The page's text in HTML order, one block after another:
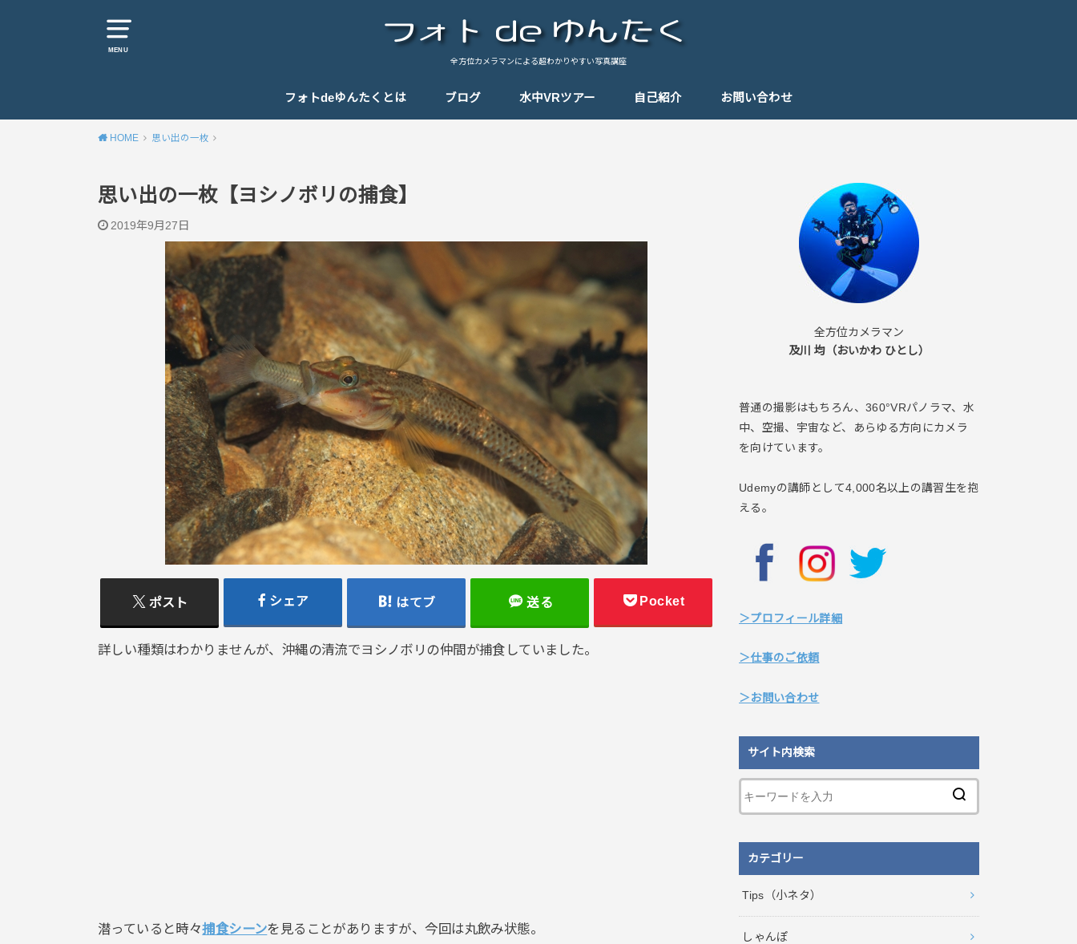
MENU
全方位カメラマンによる超わかりやすい写真講座
フォトdeゆんたくとは ブログ 水中VRツアー 自己紹介 お問い合わせ
HOME 思い出の一枚
思い出の一枚【ヨシノボリの捕食】
2019年9月27日
ポスト シェア はてブ 送る Pocket
詳しい種類はわかりませんが、沖縄の清流でヨシノボリの仲間が捕食していました。
潜っていると時々捕食シーンを見ることがありますが、今回は丸飲み状態。
全方位カメラマン
及川 均（おいかわ ひとし）
普通の撮影はもちろん、360°VRパノラマ、水
中、空撮、宇宙など、あらゆる方向にカメラ
を向けています。
Udemyの講師として4,000名以上の講習生を抱
える。
＞プロフィール詳細
＞仕事のご依頼
＞お問い合わせ
サイト内検索
カテゴリー
Tips（小ネタ）
しゃんぽ